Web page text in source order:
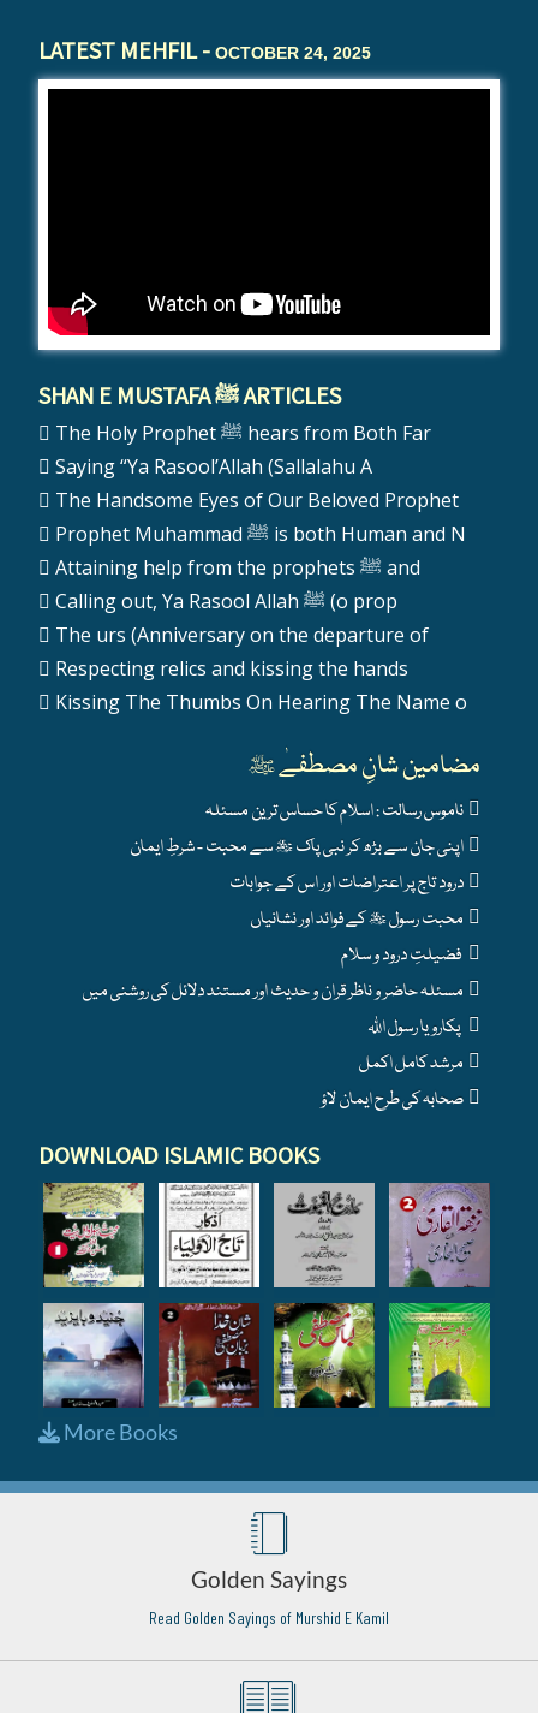
LATEST MEHFIL - OCTOBER 24, 2025
SHAN E MUSTAFA ﷺ ARTICLES
The Holy Prophet ﷺ hears from Both Far
Saying “Ya Rasool’Allah (Sallalahu A
The Handsome Eyes of Our Beloved Prophet
Prophet Muhammad ﷺ is both Human and N
Attaining help from the prophets ﷺ and
Calling out, Ya Rasool Allah ﷺ (o prop
The urs (Anniversary on the departure of
Respecting relics and kissing the hands
Kissing The Thumbs On Hearing The Name o
مضامین شانِ مصطفےٰ ﷺ
DOWNLOAD ISLAMIC BOOKS
More Books
Golden Sayings
Read Golden Sayings of Murshid E Kamil